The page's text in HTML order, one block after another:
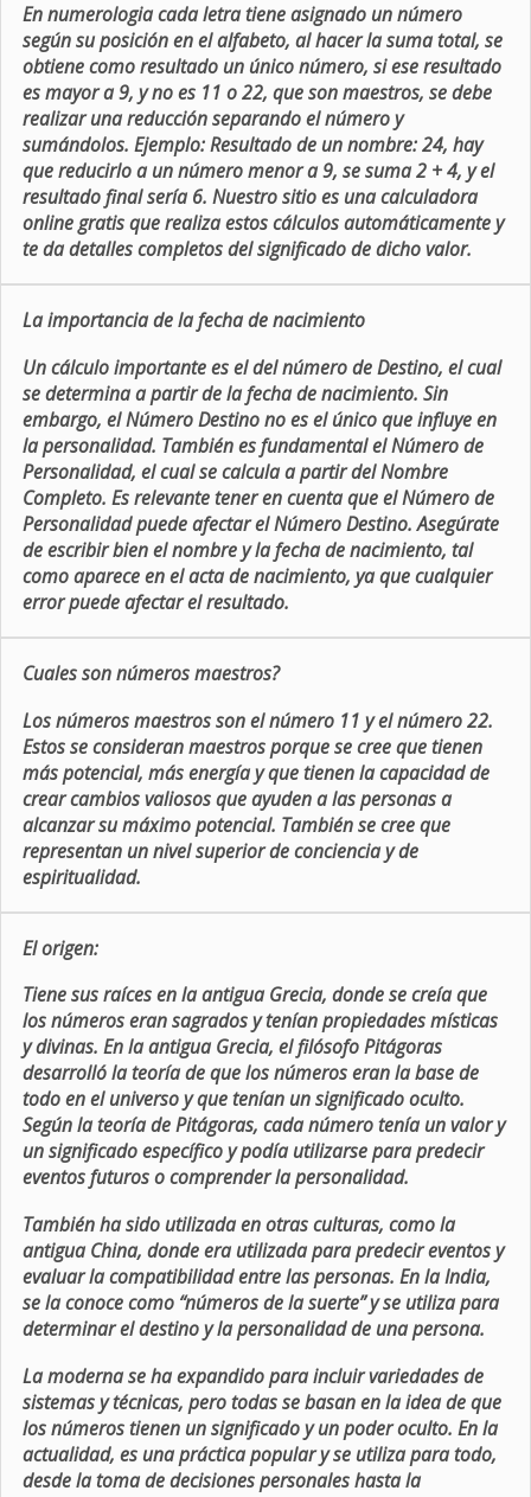
En numerologia cada letra tiene asignado un número
según su posición en el alfabeto, al hacer la suma total, se
obtiene como resultado un único número, si ese resultado
es mayor a 9, y no es 11 o 22, que son maestros, se debe
realizar una reducción separando el número y
sumándolos. Ejemplo: Resultado de un nombre: 24, hay
que reducirlo a un número menor a 9, se suma 2 + 4, y el
resultado final sería 6. Nuestro sitio es una calculadora
online gratis que realiza estos cálculos automáticamente y
te da detalles completos del significado de dicho valor.
La importancia de la fecha de nacimiento
Un cálculo importante es el del número de Destino, el cual
se determina a partir de la fecha de nacimiento. Sin
embargo, el Número Destino no es el único que influye en
la personalidad. También es fundamental el Número de
Personalidad, el cual se calcula a partir del Nombre
Completo. Es relevante tener en cuenta que el Número de
Personalidad puede afectar el Número Destino. Asegúrate
de escribir bien el nombre y la fecha de nacimiento, tal
como aparece en el acta de nacimiento, ya que cualquier
error puede afectar el resultado.
Cuales son números maestros?
Los números maestros son el número 11 y el número 22.
Estos se consideran maestros porque se cree que tienen
más potencial, más energía y que tienen la capacidad de
crear cambios valiosos que ayuden a las personas a
alcanzar su máximo potencial. También se cree que
representan un nivel superior de conciencia y de
espiritualidad.
El origen:
Tiene sus raíces en la antigua Grecia, donde se creía que
los números eran sagrados y tenían propiedades místicas
y divinas. En la antigua Grecia, el filósofo Pitágoras
desarrolló la teoría de que los números eran la base de
todo en el universo y que tenían un significado oculto.
Según la teoría de Pitágoras, cada número tenía un valor y
un significado específico y podía utilizarse para predecir
eventos futuros o comprender la personalidad.
También ha sido utilizada en otras culturas, como la
antigua China, donde era utilizada para predecir eventos y
evaluar la compatibilidad entre las personas. En la India,
se la conoce como “números de la suerte” y se utiliza para
determinar el destino y la personalidad de una persona.
La moderna se ha expandido para incluir variedades de
sistemas y técnicas, pero todas se basan en la idea de que
los números tienen un significado y un poder oculto. En la
actualidad, es una práctica popular y se utiliza para todo,
desde la toma de decisiones personales hasta la